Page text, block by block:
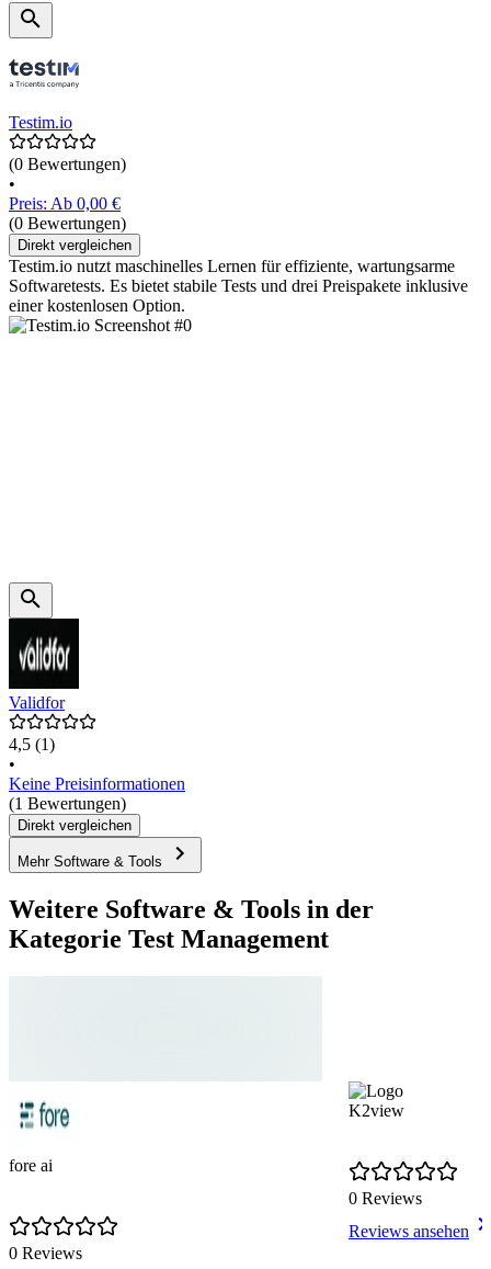
Testim.io
(0 Bewertungen)
•
Preis: Ab 0,00 €
(0 Bewertungen)
Direkt vergleichen
Testim.io nutzt maschinelles Lernen für effiziente, wartungsarme
Softwaretests. Es bietet stabile Tests und drei Preispakete inklusive
einer kostenlosen Option.
Validfor
4,5 (1)
•
Keine Preisinformationen
(1 Bewertungen)
Direkt vergleichen
Mehr Software & Tools
Weitere Software & Tools in der
Kategorie Test Management
fore ai
0 Reviews
K2view
0 Reviews
Reviews ansehen